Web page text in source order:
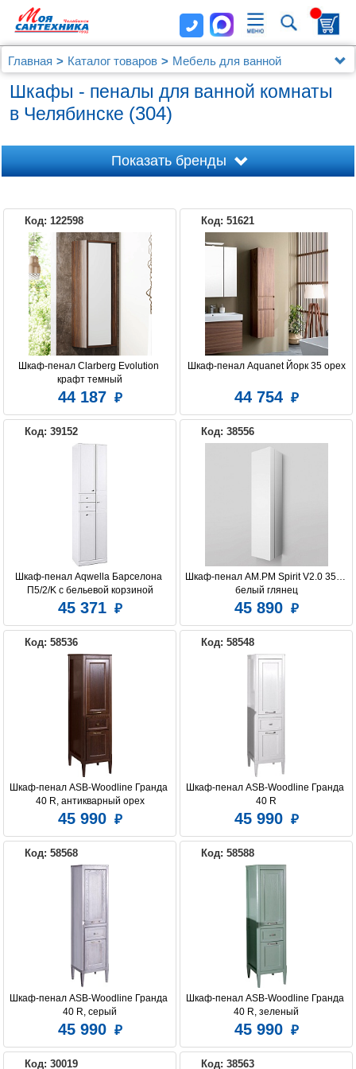
Главная Каталог товаров
Мебель для ванной
Шкафы - пеналы
Шкафы - пеналы для ванной комнаты
в Челябинске (304)
1MARKA
AQUATON AQWELLA 5 STARS
ART&MAX ASB-WOODLINE BELBAGNO
BELUX CEZARES CLARBERG
MIGLIORE ROCA
Показать бренды
Код: 122598
Шкаф-пенал Clarberg Evolution
крафт темный
44 187
Код: 51621
Шкаф-пенал Aquanet Йорк 35 орех
44 754
Код: 39152
Шкаф-пенал Aqwella Барселона
П5/2/K с бельевой корзиной
45 371
Код: 38556
Шкаф-пенал AM.PM Spirit V2.0 35 L,
белый глянец
45 890
Код: 58536
Шкаф-пенал ASB-Woodline Гранда
40 R, антикварный орех
45 990
Код: 58548
Шкаф-пенал ASB-Woodline Гранда
40 R
45 990
Код: 58568
Шкаф-пенал ASB-Woodline Гранда
40 R, серый
45 990
Код: 58588
Шкаф-пенал ASB-Woodline Гранда
40 R, зеленый
45 990
Код: 30019 Код: 38563